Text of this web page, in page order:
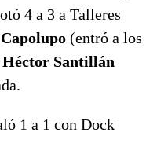
4 a 3 a Talleres
(entró a los
Héctor Santillán
1 a 1 con Dock